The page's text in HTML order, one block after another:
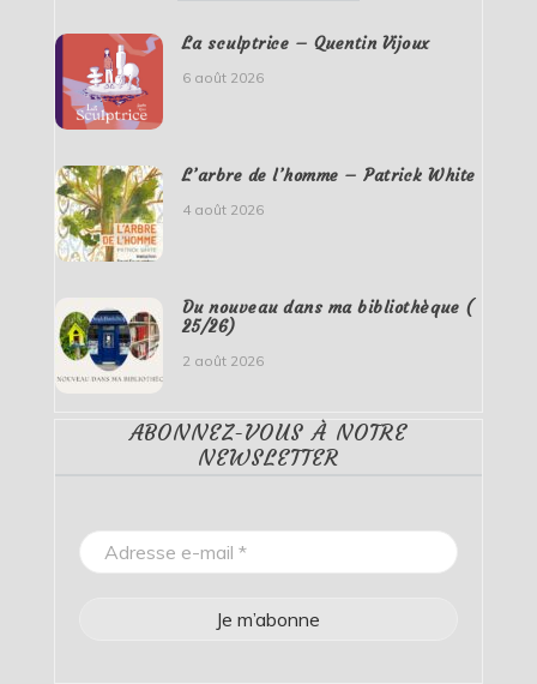
La sculptrice – Quentin Vijoux
6 août 2026
L’arbre de l’homme – Patrick White
4 août 2026
Du nouveau dans ma bibliothèque (
25/26)
2 août 2026
ABONNEZ-VOUS À NOTRE
NEWSLETTER